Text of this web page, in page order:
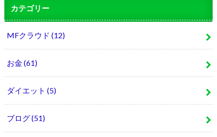
カテゴリー
MFクラウド (12)
お金 (61)
ダイエット (5)
ブログ(51)